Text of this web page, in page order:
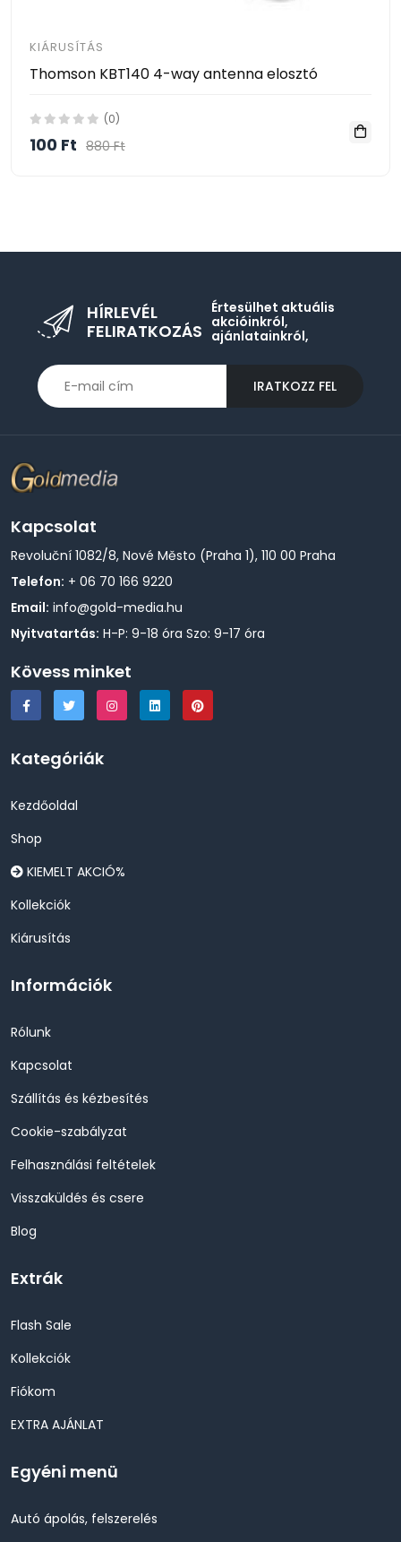
KIÁRUSÍTÁS
Thomson KBT140 4-way antenna elosztó
(0)
100 Ft 880 Ft
HÍRLEVÉL
FELIRATKOZÁS
Értesülhet aktuális
akcióinkról,
ajánlatainkról,
IRATKOZZ FEL
Kapcsolat
Revoluční 1082/8, Nové Město (Praha 1), 110 00 Praha
Telefon: + 06 70 166 9220
Email: info@gold-media.hu
Nyitvatartás: H-P: 9-18 óra Szo: 9-17 óra
Kövess minket
Kategóriák
Kezdőoldal
Shop
KIEMELT AKCIÓ%
Kollekciók
Kiárusítás
Információk
Rólunk
Kapcsolat
Szállítás és kézbesítés
Cookie-szabályzat
Felhasználási feltételek
Visszaküldés és csere
Blog
Extrák
Flash Sale
Kollekciók
Fiókom
EXTRA AJÁNLAT
Egyéni menü
Autó ápolás, felszerelés